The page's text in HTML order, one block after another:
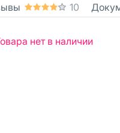
10
нет в наличии